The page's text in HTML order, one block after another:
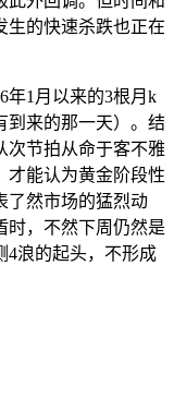
生的快速杀跌也正在
1月以来的3根月k
到来的那一天）。结
次节拍从命于客不雅
才能认为黄金阶段性
了然市场的猛烈动
时，不然下周仍然是
4浪的起头，不形成